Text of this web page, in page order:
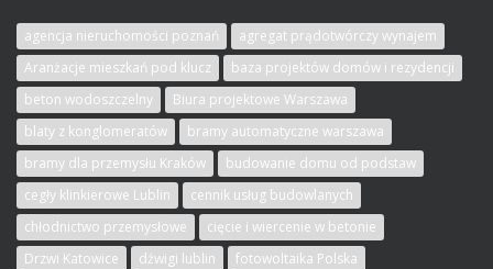
agencja nieruchomości poznań
agregat prądotwórczy wynajem
Aranżacje mieszkań pod klucz
baza projektów domów i rezydencji
beton wodoszczelny
Biura projektowe Warszawa
blaty z konglomeratów
bramy automatyczne warszawa
bramy dla przemysłu Kraków
budowanie domu od podstaw
cegły klinkierowe Lublin
cennik usług budowlanych
chłodnictwo przemysłowe
cięcie i wiercenie w betonie
Drzwi Katowice
dźwigi lublin
fotowoltaika Polska